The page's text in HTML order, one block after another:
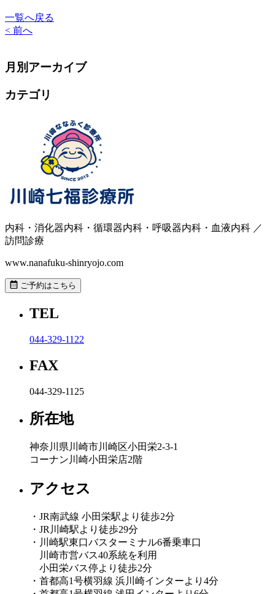
一覧へ戻る
< 前へ
月別アーカイブ
カテゴリ
内科・消化器内科・循環器内科・呼吸器内科・血液内科 ／
訪問診療
www.nanafuku-shinryojo.com
ご予約はこちら
TEL
044-329-1122
FAX
044-329-1125
所在地
神奈川県川崎市川崎区小田栄2-3-1
コーナン川崎小田栄店2階
アクセス
・JR南武線 小田栄駅より徒歩2分
・JR川崎駅より徒歩29分
・川崎駅東口バスターミナル6番乗車口
川崎市営バス40系統を利用
小田栄バス停より徒歩2分
・首都高1号横羽線 浜川崎インターより4分